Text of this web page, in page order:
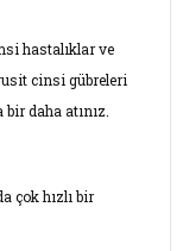
hastalıklar ve
cinsi gübreleri
daha atınız.
çok hızlı bir